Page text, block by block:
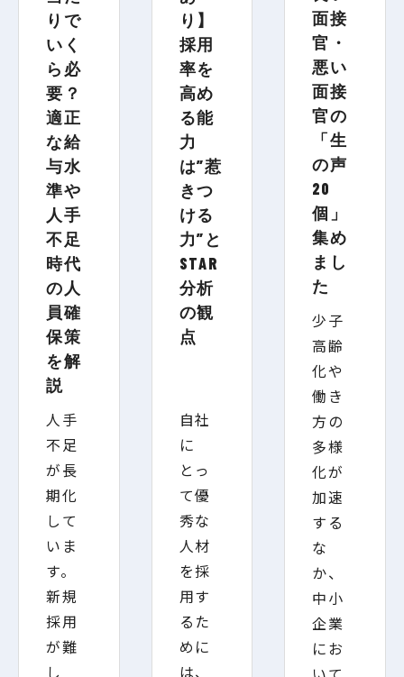
りで
いく
ら必
要？
適正
な給
与水
準や
人手
不足
時代
の人
員確
保策
を解
説
人手
不足
が長
期化
して
いま
す。
新規
採用
が難
し
り】
採用
率を
高め
る能
力
は”惹
きつ
ける
力”と
STAR
分析
の観
点
自社
に
とっ
て優
秀な
人材
を採
用す
るた
めに
は、
面接
官・
悪い
面接
官の
「生
の声
20
個」
集め
まし
た
少子
高齢
化や
働き
方の
多様
化が
加速
する
な
か、
中小
企業
にお